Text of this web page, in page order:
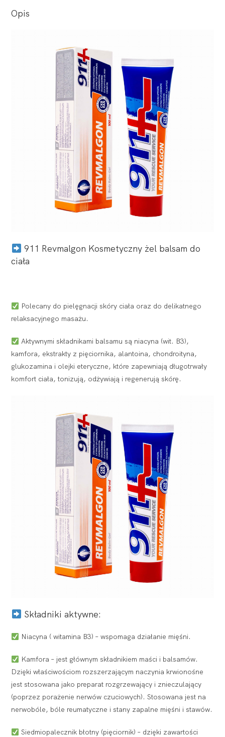
Opis
911 Revmalgon Kosmetyczny żel balsam do
ciała
Polecany do pielęgnacji skóry ciała oraz do delikatnego
relaksacyjnego masażu.
Aktywnymi składnikami balsamu są niacyna (wit. B3),
kamfora, ekstrakty z pięciornika, alantoina, chondroityna,
glukozamina i olejki eteryczne, które zapewniają długotrwały
komfort ciała, tonizują, odżywiają i regenerują skórę.
Składniki aktywne:
Niacyna ( witamina B3) – wspomaga działanie mięśni.
Kamfora – jest głównym składnikiem maści i balsamów.
Dzięki właściwościom rozszerzającym naczynia krwionośne
jest stosowana jako preparat rozgrzewający i znieczulający
(poprzez porażenie nerwów czuciowych). Stosowana jest na
nerwobóle, bóle reumatyczne i stany zapalne mięśni i stawów.
Siedmiopalecznik błotny (pięciornik) – dzięki zawartości